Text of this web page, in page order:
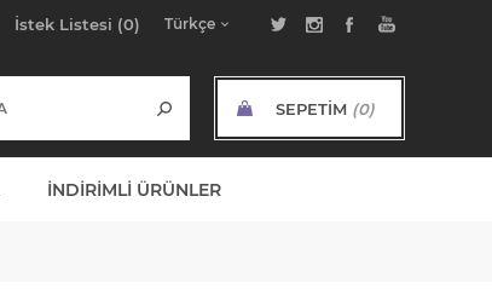
İstek Listesi (0)
SEPETIM (0)
İNDIRIMLI ÜRÜNLER